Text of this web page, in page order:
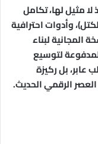
مثيل لها، تكامل
وأدوات احترافية
المجانية لبناء
لتوسيع
عابر، بل ركيزة
الرقمي الحديث.